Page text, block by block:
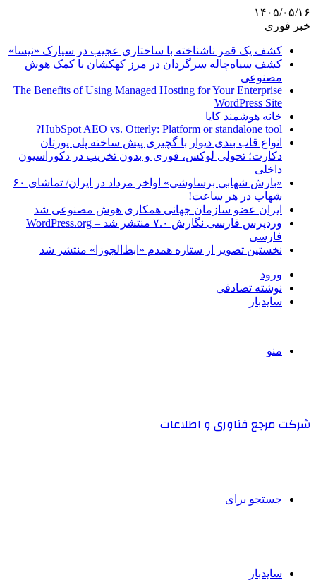
۱۴۰۵/۰۵/۱۶
خبر فوری
کشف یک قمر ناشناخته با ساختاری عجیب در سیارک «نیسا»
کشف سیاه‌چاله سرگردان در مرز کهکشان با کمک هوش
مصنوعی
The Benefits of Using Managed Hosting for Your Enterprise
WordPress Site
خانه هوشمند کایا
HubSpot AEO vs. Otterly: Platform or standalone tool?
انواع قاب بندی دیوار با گچبری پیش ساخته پلی یورتان
دکارت؛ تحولی لوکس، فوری و بدون تخریب در دکوراسیون
داخلی
«بارش شهابی برساوشی» اواخر مرداد در ایران/ تماشای ۶۰
شهاب در هر ساعت!
ایران عضو سازمان جهانی همکاری هوش مصنوعی شد
وردپرس فارسی نگارش ۷.۰ منتشر شد – WordPress.org
فارسی
نخستین تصویر از ستاره همدم «ابط‌الجوزا» منتشر شد
ورود
نوشته تصادفی
سایدبار
منو
شرکت مرجع فناوری و اطلاعات
جستجو برای
سایدبار